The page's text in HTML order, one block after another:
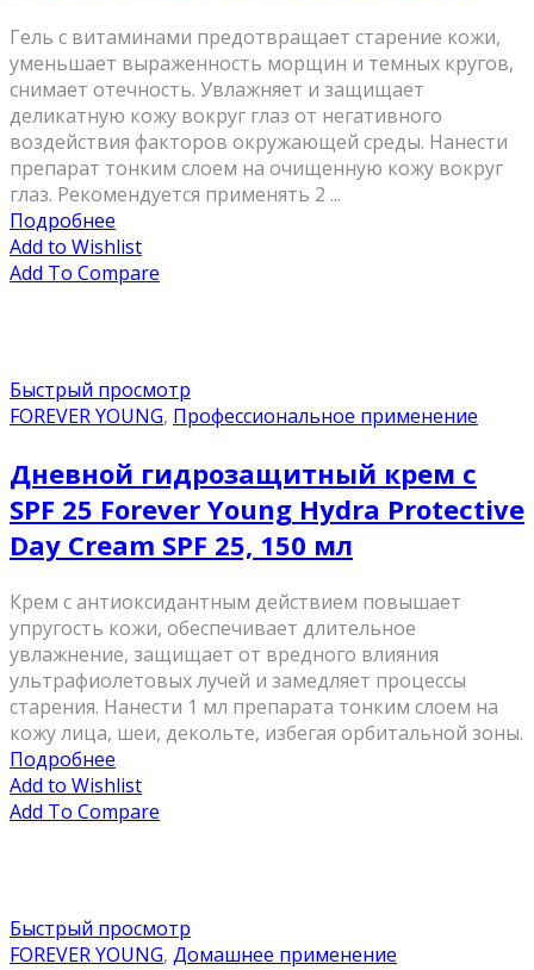
Гель с витаминами предотвращает старение кожи,
уменьшает выраженность морщин и темных кругов,
снимает отечность. Увлажняет и защищает
деликатную кожу вокруг глаз от негативного
воздействия факторов окружающей среды. Нанести
препарат тонким слоем на очищенную кожу вокруг
глаз. Рекомендуется применять 2 ...
Подробнее
Add to Wishlist
Add To Compare
Быстрый просмотр
FOREVER YOUNG, Профессиональное применение
Дневной гидрозащитный крем c
SPF 25 Forever Young Hydra Protective
Day Cream SPF 25, 150 мл
Крем с антиоксидантным действием повышает
упругость кожи, обеспечивает длительное
увлажнение, защищает от вредного влияния
ультрафиолетовых лучей и замедляет процессы
старения. Нанести 1 мл препарата тонким слоем на
кожу лица, шеи, декольте, избегая орбитальной зоны.
Подробнее
Add to Wishlist
Add To Compare
Быстрый просмотр
FOREVER YOUNG, Домашнее применение